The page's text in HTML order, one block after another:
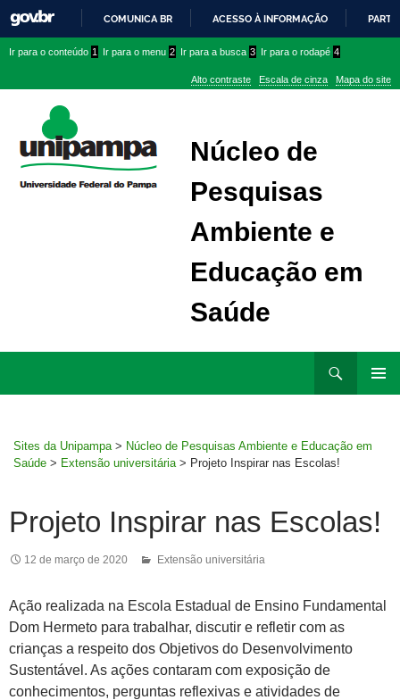
PARA
CONTEÚDO
COMUNICA BR ACESSO À INFORMAÇÃO
conteúdo
menu
superior
menu
Ir para o conteúdo 1 Ir para o menu 2 Ir para a busca 3 Ir para o rodapé 4
Alto contraste Escala de cinza Mapa do site
Núcleo de
Pesquisas
Ambiente e
Educação em
Saúde
Sites da Unipampa > Núcleo de Pesquisas Ambiente e Educação em
Saúde > Extensão universitária > Projeto Inspirar nas Escolas!
Projeto Inspirar nas Escolas!
12 de março de 2020 Extensão universitária
Ação realizada na Escola Estadual de Ensino Fundamental
Dom Hermeto para trabalhar, discutir e refletir com as
crianças a respeito dos Objetivos do Desenvolvimento
Sustentável. As ações contaram com exposição de
conhecimentos, perguntas reflexivas e atividades de